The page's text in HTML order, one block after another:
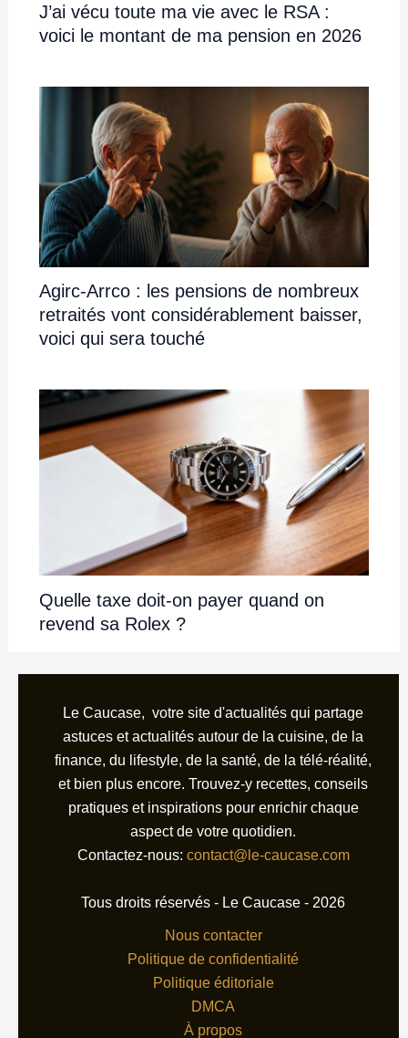
J’ai vécu toute ma vie avec le RSA :
voici le montant de ma pension en 2026
Agirc-Arrco : les pensions de nombreux
retraités vont considérablement baisser,
voici qui sera touché
Quelle taxe doit-on payer quand on
revend sa Rolex ?
Le Caucase, votre site d'actualités qui partage
astuces et actualités autour de la cuisine, de la
finance, du lifestyle, de la santé, de la télé-réalité,
et bien plus encore. Trouvez-y recettes, conseils
pratiques et inspirations pour enrichir chaque
aspect de votre quotidien.
Contactez-nous: contact@le-caucase.com
Tous droits réservés - Le Caucase - 2026
Nous contacter
Politique de confidentialité
Politique éditoriale
DMCA
À propos